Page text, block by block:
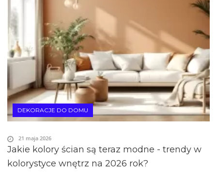
DEKORACJE DO DOMU
Jakie kolory ścian są teraz modne - trendy w
kolorystyce wnętrz na 2026 rok?
21 maja 2026